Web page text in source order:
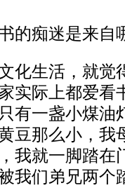
痴迷是来自
生活，就觉
实际上都爱看
有一盏小煤油
豆那么小，我
我就一脚踏在
我们弟兄两个